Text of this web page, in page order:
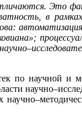
Это
в
по научной и